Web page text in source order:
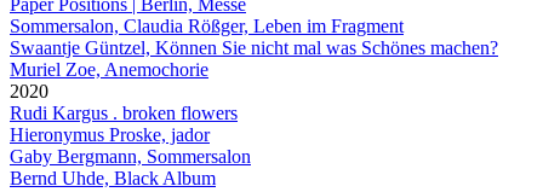
Paper Positions | Berlin, Messe
Sommersalon, Claudia Rößger, Leben im Fragment
Swaantje Güntzel, Können Sie nicht mal was Schönes machen?
Muriel Zoe, Anemochorie
2020
Rudi Kargus . broken flowers
Hieronymus Proske, jador
Gaby Bergmann, Sommersalon
Bernd Uhde, Black Album